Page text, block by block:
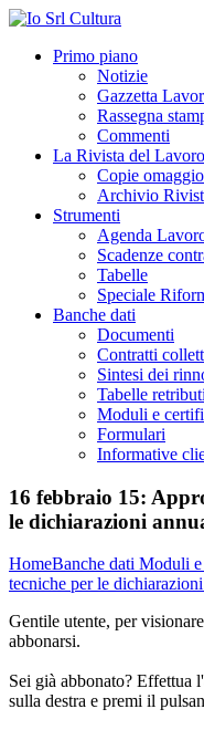
Primo piano
Notizie
Gazzetta
Rassegna
Commenti
La Rivista del Lavoro
Copie
Archivio
Strumenti
Agenda
Scadenze
Tabelle
Speciale
Banche dati
Documenti
Contratti
Sintesi dei
Tabelle
Moduli e
Formulari
Informative
16 febbraio 15:
le dichiarazioni
HomeBanche dati Moduli
tecniche per le
Gentile utente, per
abbonarsi.
Sei già abbonato? Effettua
sulla destra e premi il